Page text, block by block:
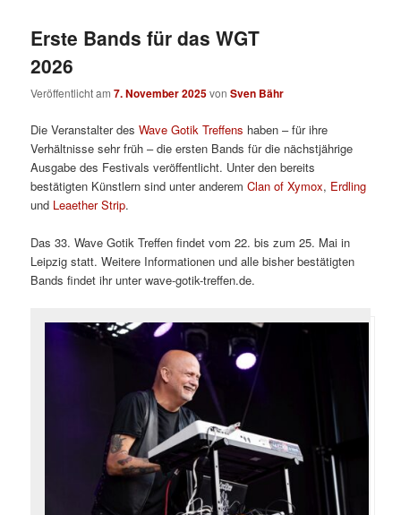
Erste Bands für das WGT
2026
Veröffentlicht am7. November 2025vonSven Bähr
Die Veranstalter desWave Gotik Treffens haben – für ihre
Verhältnisse sehr früh – die ersten Bands für die nächstjährige
Ausgabe des Festivals veröffentlicht. Unter den bereits
bestätigten Künstlern sind unter anderemClan of Xymox, Erdling
und Leaether Strip.
Das 33. Wave Gotik Treffen findet vom 22. bis zum 25. Mai in
Leipzig statt. Weitere Informationen und alle bisher bestätigten
Bands findet ihr unter wave-gotik-treffen.de.